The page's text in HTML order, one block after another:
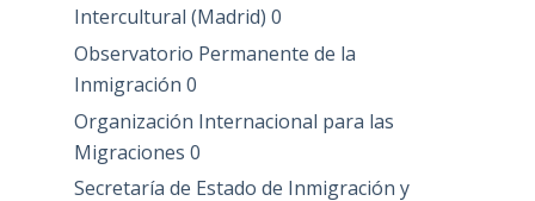
Intercultural (Madrid) 0
Observatorio Permanente de la
Inmigración 0
Organización Internacional para las
Migraciones 0
Secretaría de Estado de Inmigración y